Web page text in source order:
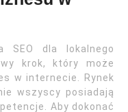
SEO dla lokalnego
krok, który może
w internecie. Rynek
wszyscy posiadają
Aby dokonać